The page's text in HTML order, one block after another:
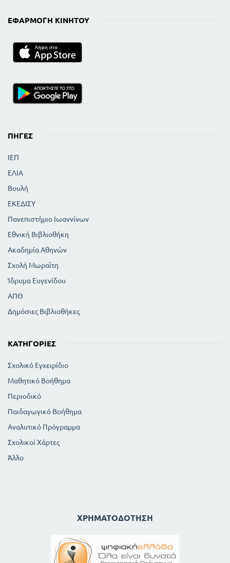
ΕΦΑΡΜΟΓΉ ΚΙΝΗΤΟΎ
ΠΗΓΈΣ
ΙΕΠ
ΕΛΙΑ
Βουλή
ΕΚΕΔΙΣΥ
Πανεπιστήμιο Ιωαννίνων
Εθνική Βιβλιοθήκη
Ακαδημία Αθηνών
Σχολή Μωραϊτη
Ίδρυμα Ευγενίδου
ΑΠΘ
Δημόσιες Βιβλιοθήκες
ΚΑΤΗΓΟΡΊΕΣ
Σχολικό Εγχειρίδιο
Μαθητικό Βοήθημα
Περιοδικό
Παιδαγωγικό Βοήθημα
Αναλυτικό Πρόγραμμα
Σχολικοί Χάρτες
Άλλο
ΧΡΗΜΑΤΟΔΌΤΗΣΗ